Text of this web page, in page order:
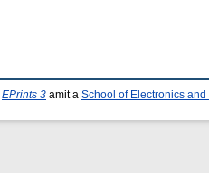
EPrints 3 amit a School of Electronics